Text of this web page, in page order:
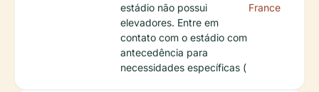
estádio não possui
elevadores. Entre em
contato com o estádio com
antecedência para
necessidades específicas (
France